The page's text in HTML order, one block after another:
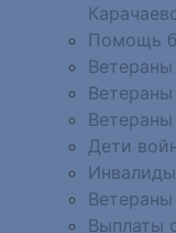
Помощь
Ветераны
Дети
Инвалиды
Выплаты